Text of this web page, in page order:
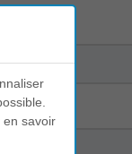
en savoir